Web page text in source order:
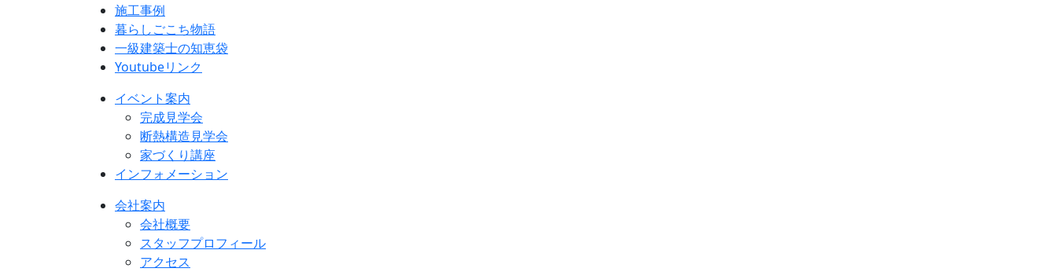
施工事例
暮らしごこち物語
一級建築士の知恵袋
Youtubeリンク
イベント案内
完成見学会
断熱構造見学会
家づくり講座
インフォメーション
会社案内
会社概要
スタッフプロフィール
アクセス